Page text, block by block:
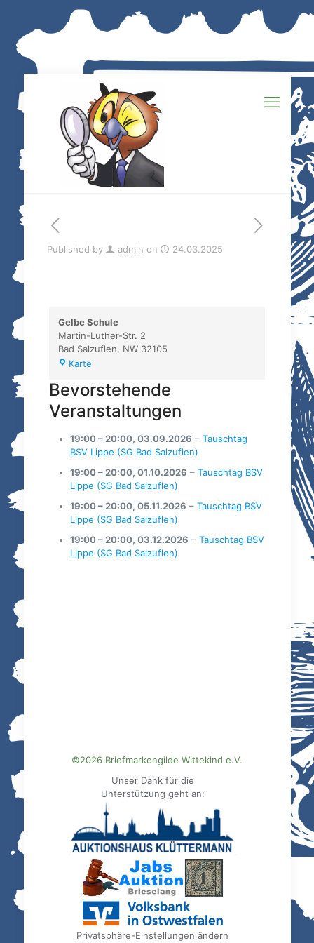
Published by admin on 24.03.2025
Gelbe Schule
Martin-Luther-Str. 2
Bad Salzuflen, NW 32105
KarteGelbe
Bevorstehende
Veranstaltungen
19:00 – 20:00, 03.09.2026 – Tauschtag
BSV Lippe (SG Bad Salzuflen)
19:00 – 20:00, 01.10.2026 – Tauschtag BSV
Lippe (SG Bad Salzuflen)
19:00 – 20:00, 05.11.2026 – Tauschtag BSV
Lippe (SG Bad Salzuflen)
19:00 – 20:00, 03.12.2026 – Tauschtag BSV
Lippe (SG Bad Salzuflen)
©2026 Briefmarkengilde Wittekind e.V.
Unser Dank für die
Unterstützung geht an:
Privatsphäre-Einstellungen ändern